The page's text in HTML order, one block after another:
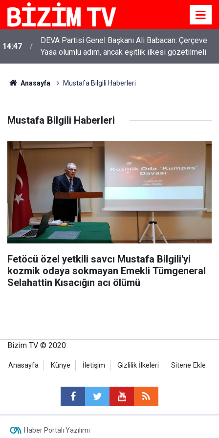
14:47
DEVA Partisi Genel Başkanı Ali Babacan: Çerçeve
Yasa olumlu adım, ancak eşitlik ilkesi gözetilmeli
Anasayfa Mustafa Bilgili Haberleri
Mustafa Bilgili Haberleri
Fetöcü özel yetkili savcı Mustafa Bilgili'yi
kozmik odaya sokmayan Emekli Tümgeneral
Selahattin Kısacığın acı ölümü
Bizim TV © 2020
Anasayfa Künye İletişim Gizlilik İlkeleri Sitene Ekle
Haber Portalı Yazılımı